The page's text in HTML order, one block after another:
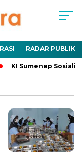
RADAR PUBLIK
KI Sumenep